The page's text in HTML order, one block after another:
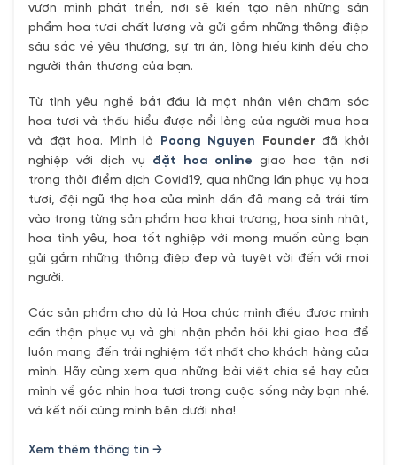
vươn mình phát triển, nơi sẽ kiến tạo nên những sản
phẩm hoa tươi chất lượng và gửi gắm những thông điệp
sâu sắc về yêu thương, sự tri ân, lòng hiếu kính đếu cho
người thân thương của bạn.
Từ tình yêu nghề bắt đầu là một nhân viên chăm sóc
hoa tươi và thấu hiểu được nổi lòng của người mua hoa
và đặt hoa. Mình là Poong Nguyen Founder đã khởi
nghiệp với dịch vụ đặt hoa online giao hoa tận nơi
trong thời điểm dịch Covid19, qua những lần phục vụ hoa
tươi, đội ngũ thợ hoa của mình dần đã mang cả trái tím
vào trong từng sản phẩm hoa khai trương, hoa sinh nhật,
hoa tình yêu, hoa tốt nghiệp với mong muốn cùng bạn
gửi gắm những thông điệp đẹp và tuyệt vời đến với mọi
người.
Các sản phẩm cho dù là Hoa chúc mình điều được mình
cẩn thận phục vụ và ghi nhận phản hồi khi giao hoa để
luôn mang đến trải nghiệm tốt nhất cho khách hàng của
mình. Hãy cùng xem qua những bài viết chia sẻ hay của
mình về góc nhìn hoa tươi trong cuộc sống này bạn nhé.
và kết nối cùng mình bên dưới nha!
Xem thêm thông tin →